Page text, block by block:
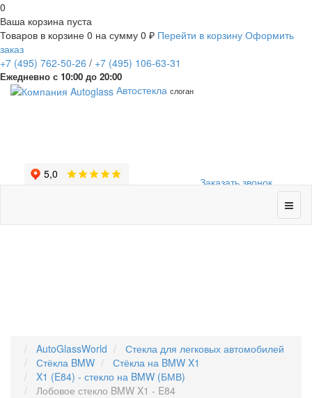
0
Ваша корзина пуста
Товаров в корзине 0 на сумму 0 ₽ Перейти в корзину Оформить
заказ
+7 (495) 762-50-26 / +7 (495) 106-63-31
Ежедневно с 10:00 до 20:00
Заказать звонок
Автостекла слоган
AutoGlassWorld
Стекла для легковых автомобилей
Стёкла BMW
Стёкла на BMW X1
X1 (E84) - стекло на BMW (БМВ)
Лобовое стекло BMW X1 - E84